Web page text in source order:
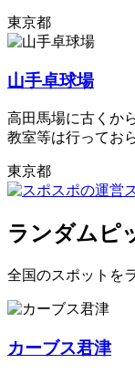
東京都
山手卓球場
高田馬場に古くか
教室等は行ってお
東京都
ランダムピ
全国のスポットを
カーブス君津